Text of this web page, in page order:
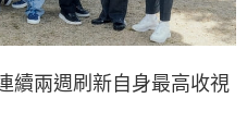
續兩週刷新自身最高收視